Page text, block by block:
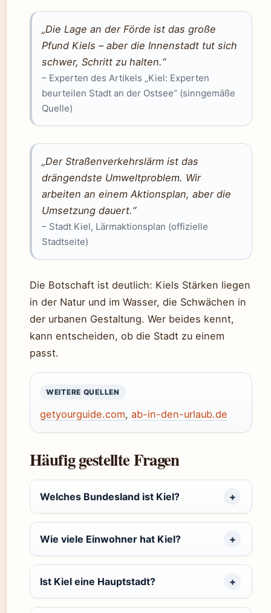
„Die Lage an der Förde ist das große
Pfund Kiels – aber die Innenstadt tut sich
schwer, Schritt zu halten.“
– Experten des Artikels „Kiel: Experten
beurteilen Stadt an der Ostsee“ (sinngemäße
Quelle)
„Der Straßenverkehrslärm ist das
drängendste Umweltproblem. Wir
arbeiten an einem Aktionsplan, aber die
Umsetzung dauert.“
– Stadt Kiel, Lärmaktionsplan (offizielle
Stadtseite)
Die Botschaft ist deutlich: Kiels Stärken liegen
in der Natur und im Wasser, die Schwächen in
der urbanen Gestaltung. Wer beides kennt,
kann entscheiden, ob die Stadt zu einem
passt.
WEITERE QUELLEN
getyourguide.com, ab-in-den-urlaub.de
Häufig gestellte Fragen
Welches Bundesland ist Kiel?
Wie viele Einwohner hat Kiel?
Ist Kiel eine Hauptstadt?